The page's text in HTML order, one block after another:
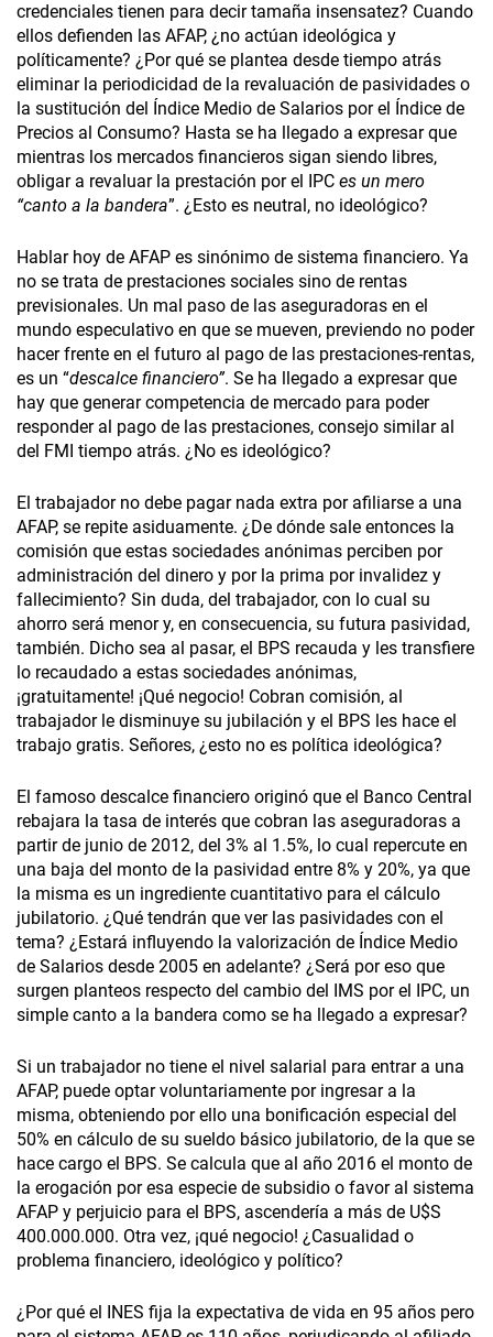
credenciales tienen para decir tamaña insensatez? Cuando
ellos defienden las AFAP, ¿no actúan ideológica y
políticamente? ¿Por qué se plantea desde tiempo atrás
eliminar la periodicidad de la revaluación de pasividades o
la sustitución del Índice Medio de Salarios por el Índice de
Precios al Consumo? Hasta se ha llegado a expresar que
mientras los mercados financieros sigan siendo libres,
obligar a revaluar la prestación por el IPC es un mero
“canto a la bandera”. ¿Esto es neutral, no ideológico?
Hablar hoy de AFAP es sinónimo de sistema financiero. Ya
no se trata de prestaciones sociales sino de rentas
previsionales. Un mal paso de las aseguradoras en el
mundo especulativo en que se mueven, previendo no poder
hacer frente en el futuro al pago de las prestaciones-rentas,
es un “descalce financiero”. Se ha llegado a expresar que
hay que generar competencia de mercado para poder
responder al pago de las prestaciones, consejo similar al
del FMI tiempo atrás. ¿No es ideológico?
El trabajador no debe pagar nada extra por afiliarse a una
AFAP, se repite asiduamente. ¿De dónde sale entonces la
comisión que estas sociedades anónimas perciben por
administración del dinero y por la prima por invalidez y
fallecimiento? Sin duda, del trabajador, con lo cual su
ahorro será menor y, en consecuencia, su futura pasividad,
también. Dicho sea al pasar, el BPS recauda y les transfiere
lo recaudado a estas sociedades anónimas,
¡gratuitamente! ¡Qué negocio! Cobran comisión, al
trabajador le disminuye su jubilación y el BPS les hace el
trabajo gratis. Señores, ¿esto no es política ideológica?
El famoso descalce financiero originó que el Banco Central
rebajara la tasa de interés que cobran las aseguradoras a
partir de junio de 2012, del 3% al 1.5%, lo cual repercute en
una baja del monto de la pasividad entre 8% y 20%, ya que
la misma es un ingrediente cuantitativo para el cálculo
jubilatorio. ¿Qué tendrán que ver las pasividades con el
tema? ¿Estará influyendo la valorización de Índice Medio
de Salarios desde 2005 en adelante? ¿Será por eso que
surgen planteos respecto del cambio del IMS por el IPC, un
simple canto a la bandera como se ha llegado a expresar?
Si un trabajador no tiene el nivel salarial para entrar a una
AFAP, puede optar voluntariamente por ingresar a la
misma, obteniendo por ello una bonificación especial del
50% en cálculo de su sueldo básico jubilatorio, de la que se
hace cargo el BPS. Se calcula que al año 2016 el monto de
la erogación por esa especie de subsidio o favor al sistema
AFAP y perjuicio para el BPS, ascendería a más de U$S
400.000.000. Otra vez, ¡qué negocio! ¿Casualidad o
problema financiero, ideológico y político?
¿Por qué el INES fija la expectativa de vida en 95 años pero